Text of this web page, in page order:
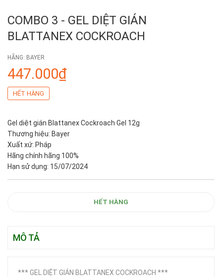
COMBO 3 - GEL DIỆT GIÁN
BLATTANEX COCKROACH
HÃNG: BAYER
447.000₫
HẾT HÀNG
Gel diệt gián Blattanex Cockroach Gel 12g
Thương hiệu: Bayer
Xuất xứ: Pháp
Hãng chính hãng 100%
Hạn sử dụng: 15/07/2024
HẾT HÀNG
MÔ TẢ
*** GEL DIỆT GIÁN BLATTANEX COCKROACH ***